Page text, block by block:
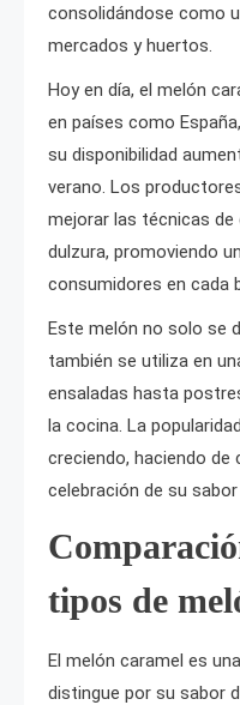
consolidándose como
mercados y huertos.
Hoy en día, el melón
en países como
su disponibilidad
verano. Los
mejorar las técnicas
dulzura, promoviendo
consumidores en cada
Este melón no solo se
también se utiliza en
ensaladas hasta
la cocina. La
creciendo, haciendo de
celebración de su
tipos de
El melón caramel es
distingue por su sabor